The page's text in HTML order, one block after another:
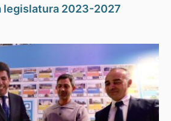
legislatura 2023-2027